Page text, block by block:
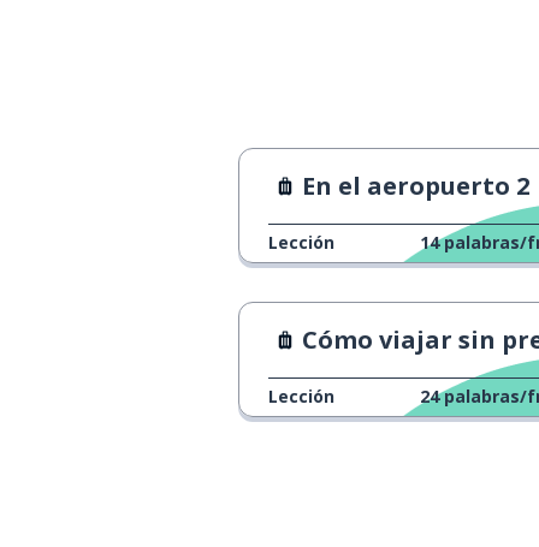
En el aeropuerto 2
Lección 14 palabras/
Cómo viajar sin
Lección 24 palabras/